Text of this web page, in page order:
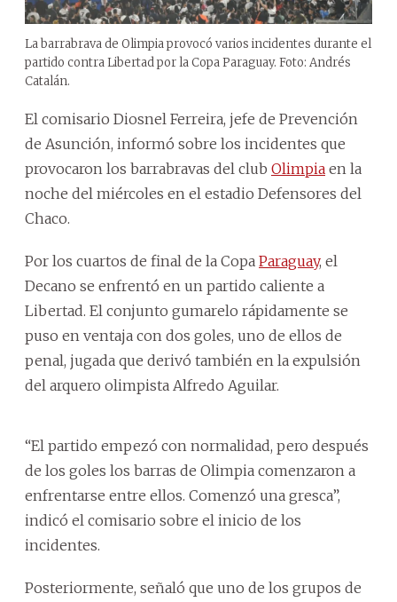
La barrabrava de Olimpia provocó varios incidentes durante el
partido contra Libertad por la Copa Paraguay. Foto: Andrés
Catalán.
El comisario Diosnel Ferreira, jefe de Prevención
de Asunción, informó sobre los incidentes que
provocaron los barrabravas del club Olimpia en la
noche del miércoles en el estadio Defensores del
Chaco.
Por los cuartos de final de la Copa Paraguay, el
Decano se enfrentó en un partido caliente a
Libertad. El conjunto gumarelo rápidamente se
puso en ventaja con dos goles, uno de ellos de
penal, jugada que derivó también en la expulsión
del arquero olimpista Alfredo Aguilar.
“El partido empezó con normalidad, pero después
de los goles los barras de Olimpia comenzaron a
enfrentarse entre ellos. Comenzó una gresca”,
indicó el comisario sobre el inicio de los
incidentes.
Posteriormente, señaló que uno de los grupos de